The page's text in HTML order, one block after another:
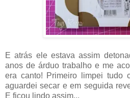
E atrás ele estava assim
anos de árduo trabalho e me
era canto! Primeiro limpei tudo
aguardei secar e em seguida
E ficou lindo assim...